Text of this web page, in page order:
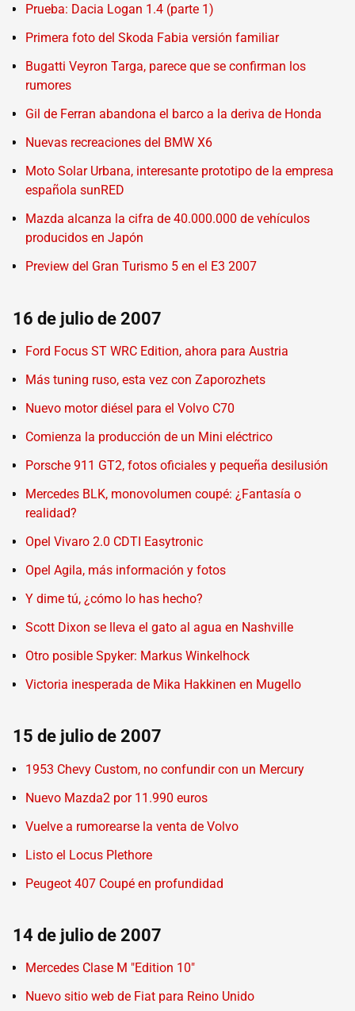
Prueba: Dacia Logan 1.4 (parte 1)
Primera foto del Skoda Fabia versión familiar
Bugatti Veyron Targa, parece que se confirman los
rumores
Gil de Ferran abandona el barco a la deriva de Honda
Nuevas recreaciones del BMW X6
Moto Solar Urbana, interesante prototipo de la empresa
española sunRED
Mazda alcanza la cifra de 40.000.000 de vehículos
producidos en Japón
Preview del Gran Turismo 5 en el E3 2007
16 de julio de 2007
Ford Focus ST WRC Edition, ahora para Austria
Más tuning ruso, esta vez con Zaporozhets
Nuevo motor diésel para el Volvo C70
Comienza la producción de un Mini eléctrico
Porsche 911 GT2, fotos oficiales y pequeña desilusión
Mercedes BLK, monovolumen coupé: ¿Fantasía o
realidad?
Opel Vivaro 2.0 CDTI Easytronic
Opel Agila, más información y fotos
Y dime tú, ¿cómo lo has hecho?
Scott Dixon se lleva el gato al agua en Nashville
Otro posible Spyker: Markus Winkelhock
Victoria inesperada de Mika Hakkinen en Mugello
15 de julio de 2007
1953 Chevy Custom, no confundir con un Mercury
Nuevo Mazda2 por 11.990 euros
Vuelve a rumorearse la venta de Volvo
Listo el Locus Plethore
Peugeot 407 Coupé en profundidad
14 de julio de 2007
Mercedes Clase M "Edition 10"
Nuevo sitio web de Fiat para Reino Unido